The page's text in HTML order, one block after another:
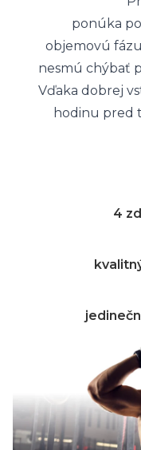
ponúka
objemovú
nesmú chýbať
Vďaka dobrej
hodinu pred
4